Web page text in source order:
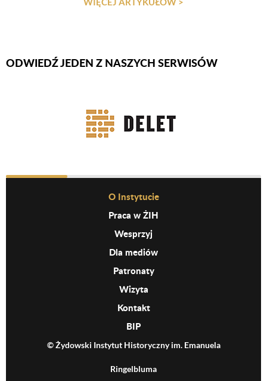
Firmy Rotator
ODWIEDŹ JEDEN Z NASZYCH SERWISÓW
Before Footer MenuO Instytucie
Praca w ŻIH
Wesprzyj
Dla mediów
Patronaty
Wizyta
Kontakt
BIP
© Żydowski Instytut Historyczny im. Emanuela
Ringelbluma